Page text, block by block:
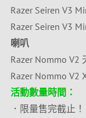
Razer Seiren V3
Razer Seiren V3
喇叭
Razer Nommo V2
Razer Nommo V2
活動數量時間：
．限量售完截止！